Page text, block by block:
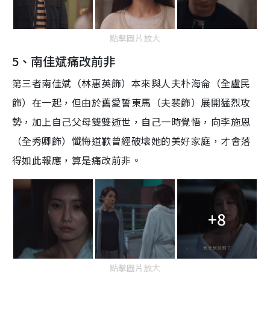
點擊圖片放大
5、南佳斌痛改前非
第三者南佳斌（林惠英飾）本來與人夫朴海侖（全盧民
飾）在一起，但由於舊愛誓東馬（夫裴飾）展開猛烈攻
勢，加上自己父母雙雙逝世，自己一時覺悟，向李施恩
（全秀卿飾）懺悔道歉曾經破壞她的美好家庭，才會落
得如此報應，算是痛改前非。
+8
點擊圖片放大